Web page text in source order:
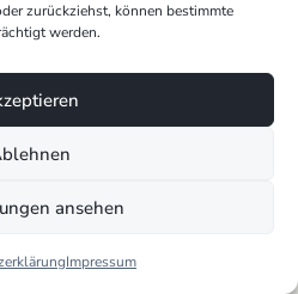
zurückziehst, können bestimmte
werden.
ansehen
Impressum
Behandlungspläne,
der Erstellung
an
Warum hier Verantwortung
geht es hier um